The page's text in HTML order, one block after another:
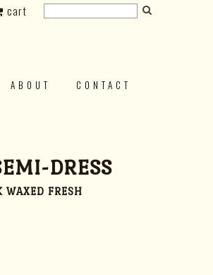
ABOUT CONTACT
cart
DRESS
FRESH